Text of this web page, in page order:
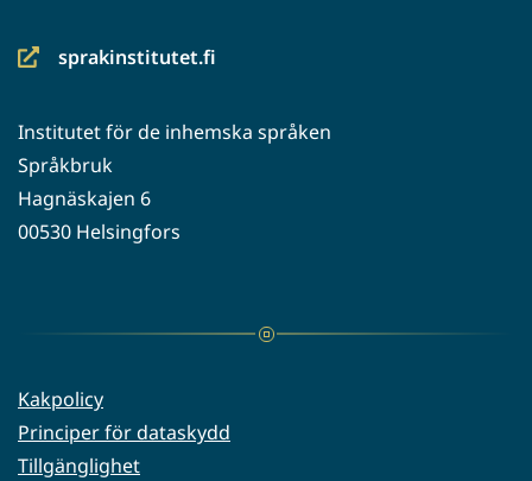
sprakinstitutet.fi
(siirryt
palveluun)
Institutet för de inhemska språken
Språkbruk
Hagnäskajen 6
00530 Helsingfors
Kakpolicy
Principer för dataskydd
Tillgänglighet